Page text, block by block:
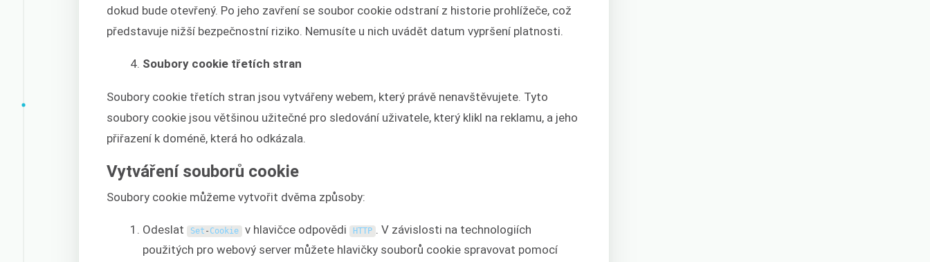
dokud bude otevřený. Po jeho zavření se soubor cookie odstraní z historie prohlížeče, což
představuje nižší bezpečnostní riziko. Nemusíte u nich uvádět datum vypršení platnosti.
Soubory cookie třetích stran
Soubory cookie třetích stran jsou vytvářeny webem, který právě nenavštěvujete. Tyto
soubory cookie jsou většinou užitečné pro sledování uživatele, který klikl na reklamu, a jeho
přiřazení k doméně, která ho odkázala.
Vytváření souborů cookie
Soubory cookie můžeme vytvořit dvěma způsoby:
Odeslat Set - Cookie v hlavičce odpovědi HTTP . V závislosti na technologiích
použitých pro webový server můžete hlavičky souborů cookie spravovat pomocí